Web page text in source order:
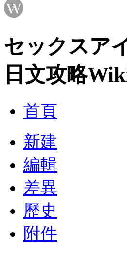
セックスア
日文攻略
首頁
新建
編輯
差異
歷史
附件